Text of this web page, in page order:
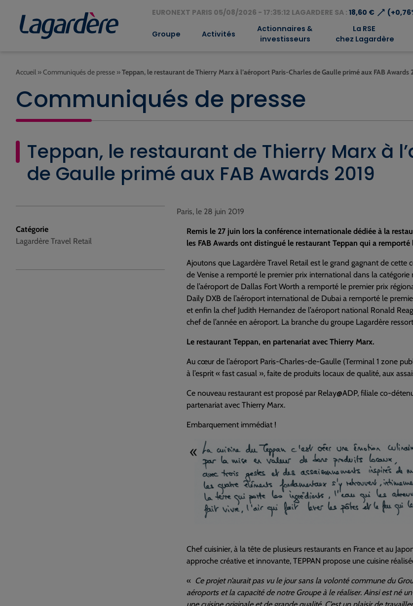
EURONEXT PARIS 05/08/2026 - 17:35:12 LAGARDERE SA : 18,60 €⟶
Groupe Activités
Actionnaires &
investisseurs
La RSE
chez Lagardère
Accueil »Communiqués de presse »Teppan, le restaurant de Thierry Marx à l’aéroport Paris-Charles de Gaulle primé aux FAB Awards
Communiqués de presse
Teppan, le restaurant de Thierry Marx à
de Gaulle primé aux FAB Awards 2019
Catégorie
Lagardère Travel Retail
Paris, le 28 juin 2019
Remis le 27 juin lors la conférence internationale dédiée à la
les FAB Awards ont distingué le restaurant Teppan qui a
Ajoutons que Lagardère Travel Retail est le grand gagnant de
de Venise a remporté le premier prix international dans la
de l’aéroport de Dallas Fort Worth a remporté le premier prix
Daily DXB de l’aéroport international de Dubai a remporté le
et enfin la chef Judith Hernandez de l’aéroport national Ronald
chef de l’année en aéroport. La branche du groupe Lagardère
Le restaurant Teppan, en partenariat avec Thierry Marx.
Au cœur de l’aéroport Paris-Charles-de-Gaulle (Terminal 1 zone
à l’esprit « fast casual », faite de produits locaux de qualité, aux
Ce nouveau restaurant est proposé par Relay@ADP, filiale co-
partenariat avec Thierry Marx.
Embarquement immédiat !
Chef cuisinier, à la tête de plusieurs restaurants en France et au
approche créative et innovante, TEPPAN propose une cuisine
« Ce projet n’aurait pas vu le jour sans la volonté commune du
aéroports et la capacité de notre Groupe à le réaliser. Ainsi est né